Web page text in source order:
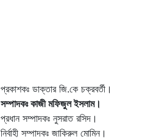
প্রকাশকঃ ডাক্তার জি.কে চক্রবর্তী।
সম্পাদকঃ কাজী মফিজুল ইসলাম।
প্রধান সম্পাদকঃ নুসরাত রসিদ।
নির্বাহী সম্পাদকঃ জাকিরুল মোমিন।